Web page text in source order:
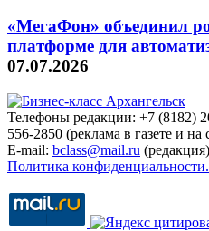
«МегаФон» объединил
платформе для
07.07.2026
Телефоны редакции: +7 (8182)
556-2850 (реклама в газете и на
E-mail: bclass@mail.ru
Политика конфиденциальности.